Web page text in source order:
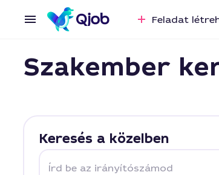
Feladat
Szakember
Keresés a közelben
Írd be az irányítószámod